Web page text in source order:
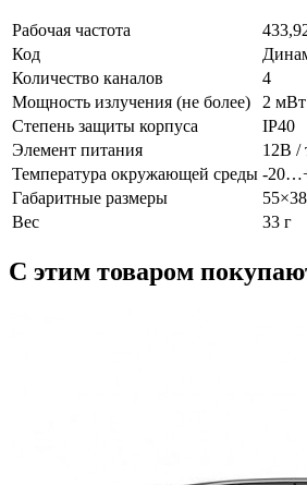
Рабочая частота
Код
Количество каналов
4
Мощность излучения (не более)
2 мВт
Степень защиты корпуса
IP40
Элемент питания
12В /
Температура окружающей среды -
Габаритные размеры
Вес
33 г
С этим товаром